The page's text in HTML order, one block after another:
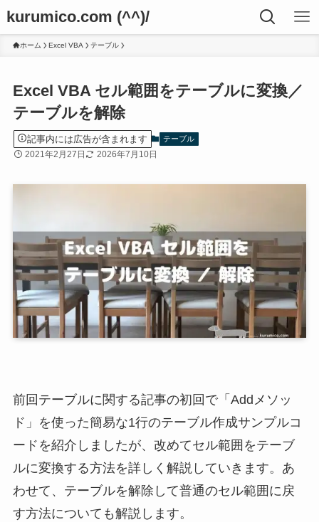
kurumico.com (^^)/
ホーム Excel VBA テーブル
Excel VBA セル範囲をテーブルに変換／
テーブルを解除
記事内には広告が含まれます テーブル
2021年2月27日 2026年7月10日
前回テーブルに関する記事の初回で「Addメソッ
ド」を使った簡易な1行のテーブル作成サンプルコ
ードを紹介しましたが、改めてセル範囲をテーブ
ルに変換する方法を詳しく解説していきます。あ
わせて、テーブルを解除して普通のセル範囲に戻
す方法についても解説します。